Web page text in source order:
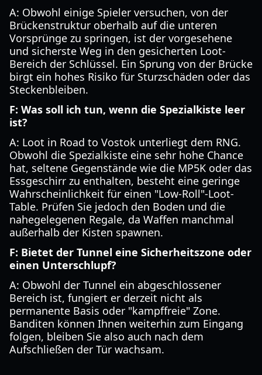
A: Obwohl einige Spieler versuchen, von der
Brückenstruktur oberhalb auf die unteren
Vorsprünge zu springen, ist der vorgesehene
und sicherste Weg in den gesicherten Loot-
Bereich der Schlüssel. Ein Sprung von der Brücke
birgt ein hohes Risiko für Sturzschäden oder das
Steckenbleiben.
F: Was soll ich tun, wenn die Spezialkiste leer
ist?
A: Loot in Road to Vostok unterliegt dem RNG.
Obwohl die Spezialkiste eine sehr hohe Chance
hat, seltene Gegenstände wie die MP5K oder das
Essgeschirr zu enthalten, besteht eine geringe
Wahrscheinlichkeit für einen "Low-Roll"-Loot-
Table. Prüfen Sie jedoch den Boden und die
nahegelegenen Regale, da Waffen manchmal
außerhalb der Kisten spawnen.
F: Bietet der Tunnel eine Sicherheitszone oder
einen Unterschlupf?
A: Obwohl der Tunnel ein abgeschlossener
Bereich ist, fungiert er derzeit nicht als
permanente Basis oder "kampffreie" Zone.
Banditen können Ihnen weiterhin zum Eingang
folgen, bleiben Sie also auch nach dem
Aufschließen der Tür wachsam.